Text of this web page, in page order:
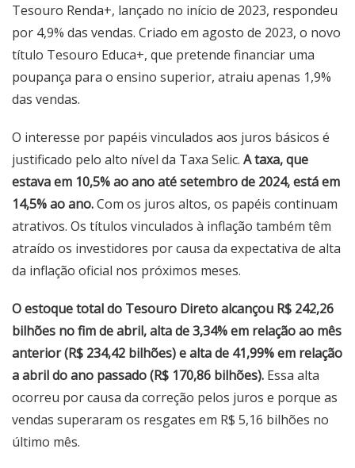
Tesouro Renda+, lançado no início de 2023, respondeu
por 4,9% das vendas. Criado em agosto de 2023, o novo
título Tesouro Educa+, que pretende financiar uma
poupança para o ensino superior, atraiu apenas 1,9%
das vendas.
O interesse por papéis vinculados aos juros básicos é
justificado pelo alto nível da Taxa Selic. A taxa, que
estava em 10,5% ao ano até setembro de 2024, está em
14,5% ao ano.Com os juros altos, os papéis continuam
atrativos. Os títulos vinculados à inflação também têm
atraído os investidores por causa da expectativa de alta
da inflação oficial nos próximos meses.
O estoque total do Tesouro Direto alcançou R$ 242,26
bilhões no fim de abril, alta de 3,34% em relação ao mês
anterior (R$ 234,42 bilhões) e alta de 41,99% em relação
a abril do ano passado (R$ 170,86 bilhões). Essa alta
ocorreu por causa da correção pelos juros e porque as
vendas superaram os resgates em R$ 5,16 bilhões no
último mês.